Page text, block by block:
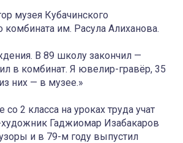
музея Кубачинского
комбината им. Расула Алиханова.
В 89 школу закончил —
в комбинат. Я ювелир-гравёр, 35
них — в музее.»
2 класса на уроках труда учат
Гаджиомар Изабакаров
и в 79-м году выпустил